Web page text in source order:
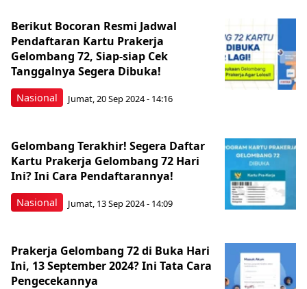
Nasional
Berikut Bocoran Resmi Jadwal
Pendaftaran Kartu Prakerja
Gelombang 72, Siap-siap Cek
Tanggalnya Segera Dibuka!
Jumat, 20 Sep 2024 - 14:16
Nasional
Gelombang Terakhir! Segera Daftar
Kartu Prakerja Gelombang 72 Hari
Ini? Ini Cara Pendaftarannya!
Jumat, 13 Sep 2024 - 14:09
Prakerja Gelombang 72 di Buka Hari
Ini, 13 September 2024? Ini Tata Cara
Pengecekannya